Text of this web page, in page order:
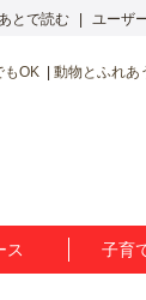
とで読む ユーザ
もOK 動物とふれあ
ス 子育